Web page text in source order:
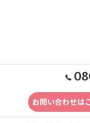
お問い合わせは